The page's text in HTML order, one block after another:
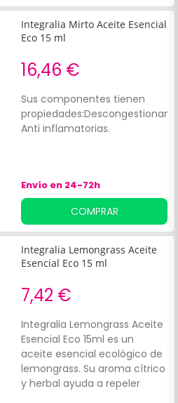
Integralia Mirto Aceite Esencial
Eco 15 ml
16,46 €
Sus componentes tienen
Anti inflamatorias.
Envío en 24-72h
COMPRAR
Integralia Lemongrass Aceite
Esencial Eco 15 ml
7,42 €
Integralia Lemongrass Aceite
Esencial Eco 15ml es un
aceite esencial ecológico de
lemongrass. Su aroma cítrico
y herbal ayuda a repeler